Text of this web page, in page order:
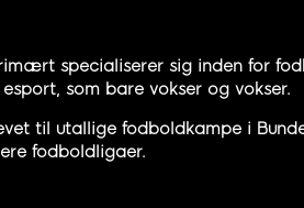
specialiserer sig inden for
som bare vokser og vokser.
til utallige fodboldkampe i
fodboldligaer.